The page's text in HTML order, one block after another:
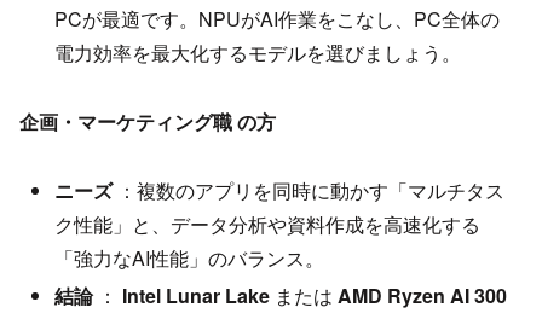
PCが最適です。NPUがAI作業をこなし、PC全体の
電力効率を最大化するモデルを選びましょう。
企画・マーケティング職 の方
ニーズ：複数のアプリを同時に動かす「マルチタス
ク性能」と、データ分析や資料作成を高速化する
「強力なAI性能」のバランス。
結論： Intel Lunar Lake またはAMD Ryzen AI 300